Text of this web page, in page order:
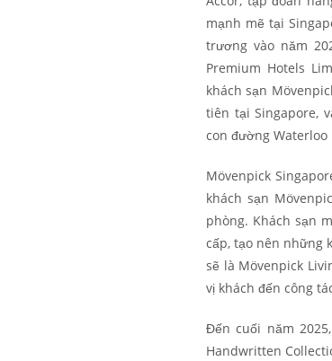
mạnh mẽ tại
trương vào năm
Premium Hotels
khách sạn
tiên tại Singapore,
con đường
Mövenpick
khách sạn
phòng. Khách sạn
cấp, tạo nên những
sẽ là Mövenpick
vị khách đến công
Đến cuối năm
Handwritten